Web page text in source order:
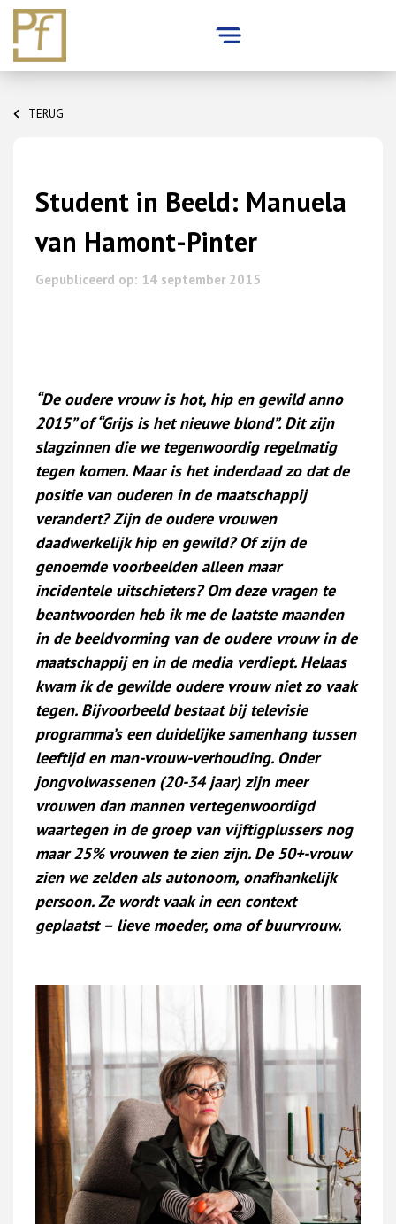
content
TERUG
Student in Beeld: Manuela
van Hamont-Pinter
Gepubliceerd op: 14 september 2015
“De oudere vrouw is hot, hip en gewild anno
2015” of “Grijs is het nieuwe blond”. Dit zijn
slagzinnen die we tegenwoordig regelmatig
tegen komen. Maar is het inderdaad zo dat de
positie van ouderen in de maatschappij
verandert? Zijn de oudere vrouwen
daadwerkelijk hip en gewild? Of zijn de
genoemde voorbeelden alleen maar
incidentele uitschieters? Om deze vragen te
beantwoorden heb ik me de laatste maanden
in de beeldvorming van de oudere vrouw in de
maatschappij en in de media verdiept. Helaas
kwam ik de gewilde oudere vrouw niet zo vaak
tegen. Bijvoorbeeld bestaat bij televisie
programma’s een duidelijke samenhang tussen
leeftijd en man-vrouw-verhouding. Onder
jongvolwassenen (20-34 jaar) zijn meer
vrouwen dan mannen vertegenwoordigd
waartegen in de groep van vijftigplussers nog
maar 25% vrouwen te zien zijn. De 50+-vrouw
zien we zelden als autonoom, onafhankelijk
persoon. Ze wordt vaak in een context
geplaatst – lieve moeder, oma of buurvrouw.